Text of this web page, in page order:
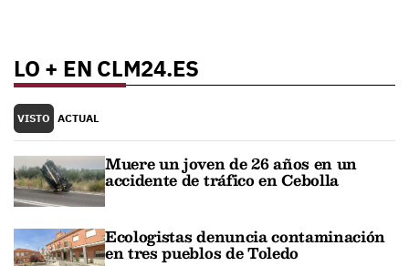
LO + EN CLM24.ES
VISTO ACTUAL
Muere un joven de 26 años en un
accidente de tráfico en Cebolla
Ecologistas denuncia contaminación
en tres pueblos de Toledo